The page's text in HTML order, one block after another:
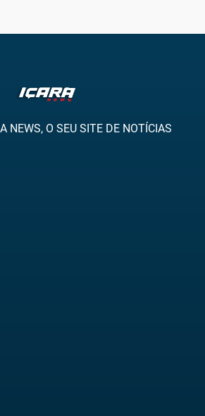
NEWS, O SEU SITE DE NOTÍCIAS